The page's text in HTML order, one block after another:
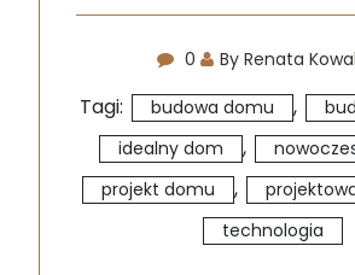
0 By Renata
Tagi: budowa domu ,
idealny dom ,
projekt domu ,
technologia